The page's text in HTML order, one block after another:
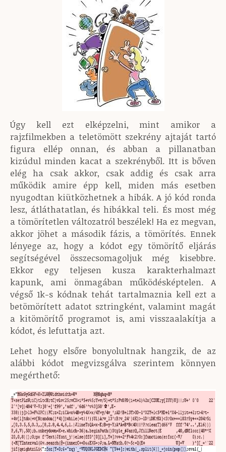
Úgy kell ezt elképzelni, mint amikor a
rajzfilmekben a teletömött szekrény ajtaját tartó
figura ellép onnan, és abban a pillanatban
kizúdul minden kacat a szekrényből. Itt is bőven
elég ha csak akkor, csak addig és csak arra
működik amire épp kell, miden más esetben
nyugodtan kiütközhetnek a hibák. A jó kód ronda
lesz, átláthatatlan, és hibákkal teli. És most még
a tömörítetlen változatról beszélek! Ha ez megvan,
akkor jöhet a második fázis, a tömörítés. Ennek
lényege az, hogy a kódot egy tömörítő eljárás
segítségével összecsomagoljuk még kisebbre.
Ekkor egy teljesen kusza karakterhalmazt
kapunk, ami önmagában működésképtelen. A
végső 1k-s kódnak tehát tartalmaznia kell ezt a
betömörített adatot sztringként, valamint magát
a kitömörítő programot is, ami visszaalakítja a
kódot, és lefuttatja azt.
Lehet hogy elsőre bonyolultnak hangzik, de az
alábbi kódot megvizsgálva szerintem könnyen
megérthető: